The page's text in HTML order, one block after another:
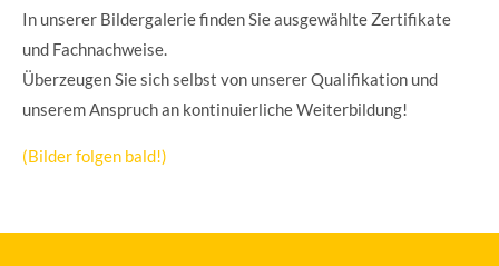
In unserer Bildergalerie finden Sie ausgewählte Zertifikate
und Fachnachweise.
Überzeugen Sie sich selbst von unserer Qualifikation und
unserem Anspruch an kontinuierliche Weiterbildung!
(Bilder folgen bald!)